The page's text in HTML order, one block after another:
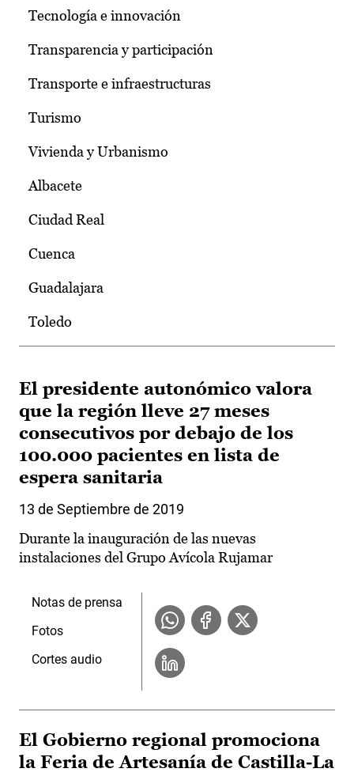
Tecnología e innovación
Transparencia y participación
Transporte e infraestructuras
Turismo
Vivienda y Urbanismo
Albacete
Ciudad Real
Cuenca
Guadalajara
Toledo
El presidente autonómico valora
que la región lleve 27 meses
consecutivos por debajo de los
100.000 pacientes en lista de
espera sanitaria
13 de Septiembre de 2019
Durante la inauguración de las nuevas
instalaciones del Grupo Avícola Rujamar
Notas de prensa
Fotos
Cortes audio
El Gobierno regional promociona
la Feria de Artesanía de Castilla-La